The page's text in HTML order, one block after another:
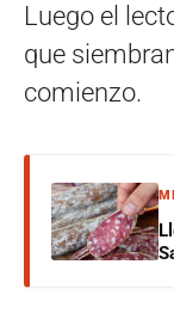
Luego el
que
comienzo.